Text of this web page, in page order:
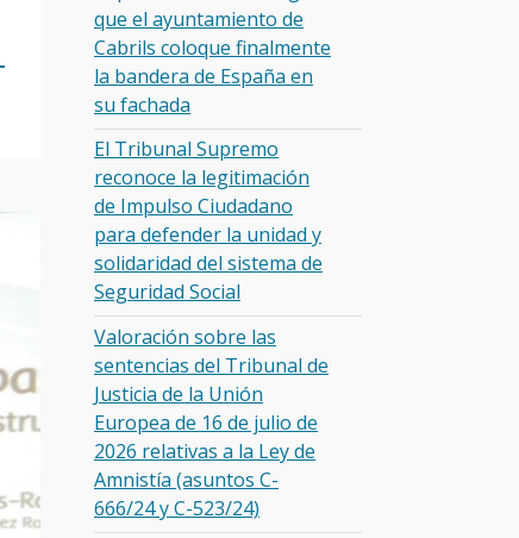
que el ayuntamiento de
Cabrils coloque finalmente
la bandera de España en
su fachada
El Tribunal Supremo
reconoce la legitimación
de Impulso Ciudadano
para defender la unidad y
solidaridad del sistema de
Seguridad Social
Valoración sobre las
sentencias del Tribunal de
Justicia de la Unión
Europea de 16 de julio de
2026 relativas a la Ley de
Amnistía (asuntos C-
666/24 y C-523/24)